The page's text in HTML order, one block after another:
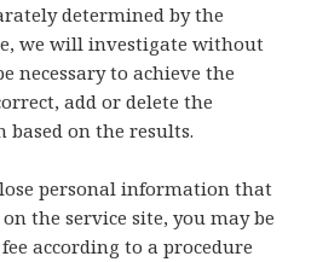
determined by the
we will investigate without
necessary to achieve the
add or delete the
on the results.
personal information that
the service site, you may be
according to a procedure